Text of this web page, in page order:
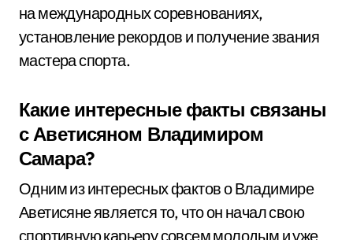
на международных соревнованиях,
установление рекордов и получение звания
мастера спорта.
Какие интересные факты связаны
с Аветисяном Владимиром
Самара?
Одним из интересных фактов о Владимире
Аветисяне является то, что он начал свою
спортивную карьеру совсем молодым и уже